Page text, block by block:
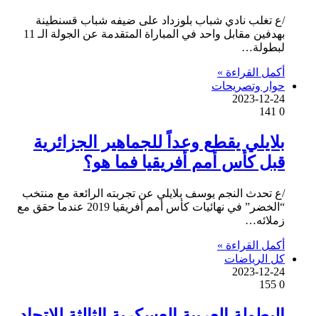
/ع تغلب نادي شباب بلوزداد على ضيفه شباب قسنطينة
بهدفين مقابل واحد في المباراة المتقدمة عن الجولة الـ 11
لبطولة…
أكمل القراءة »
حوار وتصريحات
2023-12-24
0
بلايلي يقطع وعداً للجماهير الجزائرية
قبل كأس أمم أفريقيا فما هو؟
/ع تحدث النجم يوسف بلايلي عن تجربته الرائعة مع منتخب
“الخضر” في نهائيات كأس أمم أفريقيا 2019 عندما حقق مع
زملائه…
أكمل القراءة »
كل الرياضات
2023-12-24
0